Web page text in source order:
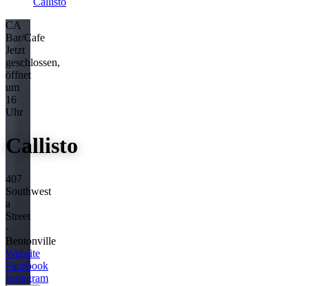
CA
Bar/Cafe
Jetzt
geschlossen,
öffnet
um
16
Uhr
Callisto
407
Southwest
a
Street
·
Bentonville
Website
Facebook
Instagram